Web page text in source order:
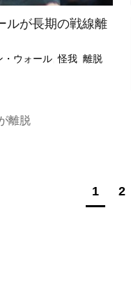
ルが長期の戦線離
・ウォール,怪我, 離脱
離脱
1 2